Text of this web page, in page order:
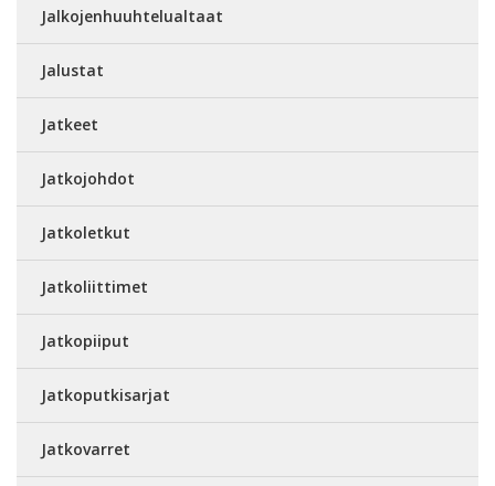
Jalkojenhuuhtelualtaat
Jalustat
Jatkeet
Jatkojohdot
Jatkoletkut
Jatkoliittimet
Jatkopiiput
Jatkoputkisarjat
Jatkovarret